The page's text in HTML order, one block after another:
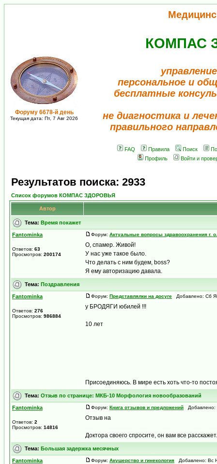
Форуму 6678-й день
Текущая дата: Пт, 7 Авг 2026
КОМПАС
персональное и
бесплатные
не диагностика и
правильного
FAQ Правила Поиск
Профиль
Войти и
Результатов поиска: 2933
Список форумов КОМПАС ЗДОРОВЬЯ
Автор
Тема: Время покажет
Fantominka
Ответов: 63
Просмотров: 200174
Форум: Актуальные вопросы здравоохранения г.
О, спамер. Живой!
У нас уже такое было.
Что делать с ним будем, boss?
Я ему авторизацию давала.
Тема: Поздравления
Fantominka
Ответов: 276
Просмотров: 986884
Форум: Представлялки на досуге Добавлено: Сб
у БРОДЯГИ юбилей !!!
10 лет
Присоединяюсь. В мире есть хоть что-то
Тема: Отзыв по странице: МКБ-10 Морфология новообразований
Fantominka
Ответов: 2
Просмотров: 14816
Форум: Книга отзывов и предложений Добавлено:
Отзыв на
Доктора своего спросите, он вам все
Тема: Большая задержка месячных
Fantominka Форум: Акушерство и гинекология Добавлено: Вс